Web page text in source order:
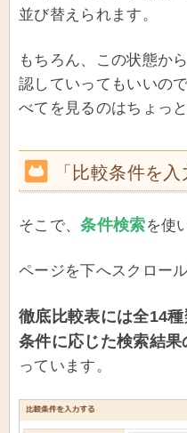
並び替えられます。
もちろん、この状態か
認していってもいいの
べてを見るのはちょっ
「比較条件を
そこで、条件検索を使
ページを下へスクロー
徹底比較表には全14
条件に応じた検索結
っています。